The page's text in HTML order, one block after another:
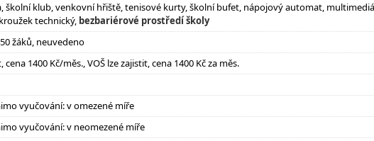
školní klub, venkovní hřiště, tenisové kurty, školní bufet, nápojový automat,
technický, bezbariérové prostředí školy
žáků, neuvedeno
cena 1400 Kč/měs., VOŠ lze zajistit, cena 1400 Kč za měs.
vyučování: v omezené míře
vyučování: v neomezené míře